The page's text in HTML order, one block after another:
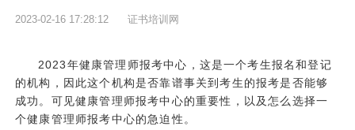
2023-02-16 17:28:12 证书培训网
2023年健康管理师报考中心，这是一个考生报名和登记
的机构，因此这个机构是否靠谱事关到考生的报考是否能够
成功。可见健康管理师报考中心的重要性，以及怎么选择一
个健康管理师报考中心的急迫性。